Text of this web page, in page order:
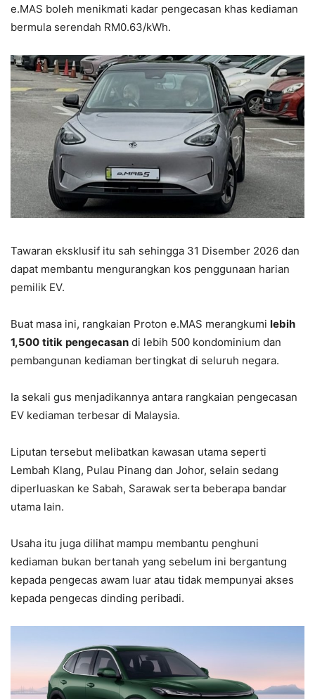
e.MAS boleh menikmati kadar pengecasan khas kediaman
bermula serendah RM0.63/kWh.
Tawaran eksklusif itu sah sehingga 31 Disember 2026 dan
dapat membantu mengurangkan kos penggunaan harian
pemilik EV.
Buat masa ini, rangkaian Proton e.MAS merangkumi lebih
1,500 titik pengecasan di lebih 500 kondominium dan
pembangunan kediaman bertingkat di seluruh negara.
Ia sekali gus menjadikannya antara rangkaian pengecasan
EV kediaman terbesar di Malaysia.
Liputan tersebut melibatkan kawasan utama seperti
Lembah Klang, Pulau Pinang dan Johor, selain sedang
diperluaskan ke Sabah, Sarawak serta beberapa bandar
utama lain.
Usaha itu juga dilihat mampu membantu penghuni
kediaman bukan bertanah yang sebelum ini bergantung
kepada pengecas awam luar atau tidak mempunyai akses
kepada pengecas dinding peribadi.